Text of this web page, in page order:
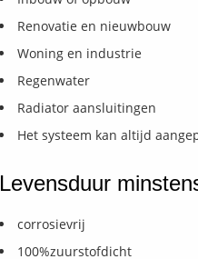
Renovatie en nieuwbouw
Woning en industrie
Regenwater
Radiator aansluitingen
Het systeem kan altijd
Levensduur
corrosievrij
100%zuurstofdicht